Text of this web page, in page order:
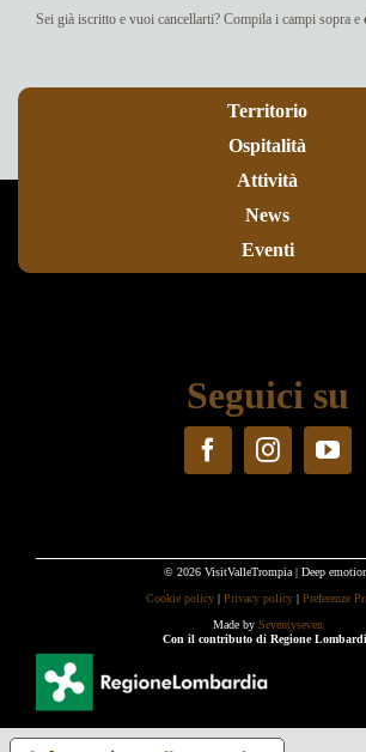
Sei già iscritto e vuoi cancellarti? Compila i campi sopra e
Territorio
Ospitalità
Attività
News
Eventi
Seguici su
© 2026 VisitValleTrompia | Deep
Cookie policy | Privacy policy | Preferenze
Made by Seventyseven
Con il contributo di Regione